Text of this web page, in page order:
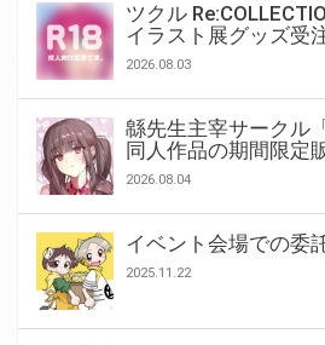
ツクル
イラスト展グッズ受
2026.08.03
緜先生主宰サークル
同人作品の期間限定
2026.08.04
イベント会場での委
2025.11.22